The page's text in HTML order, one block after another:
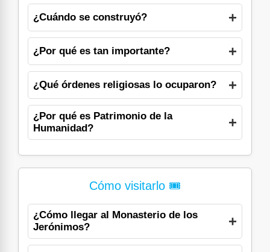
¿Cuándo se construyó?
¿Por qué es tan importante?
¿Qué órdenes religiosas lo ocuparon?
¿Por qué es Patrimonio de la
Humanidad?
Cómo visitarlo 🎟️
¿Cómo llegar al Monasterio de los
Jerónimos?